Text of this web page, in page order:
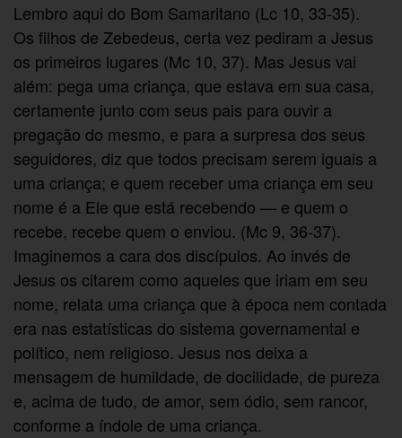
Lembro aqui do Bom Samaritano (Lc 10, 33-35).
Os filhos de Zebedeus, certa vez pediram a Jesus
os primeiros lugares (Mc 10, 37). Mas Jesus vai
além: pega uma criança, que estava em sua casa,
certamente junto com seus pais para ouvir a
pregação do mesmo, e para a surpresa dos seus
seguidores, diz que todos precisam serem iguais a
uma criança; e quem receber uma criança em seu
nome é a Ele que está recebendo — e quem o
recebe, recebe quem o enviou. (Mc 9, 36-37).
Imaginemos a cara dos discípulos. Ao invés de
Jesus os citarem como aqueles que iriam em seu
nome, relata uma criança que à época nem contada
era nas estatísticas do sistema governamental e
político, nem religioso. Jesus nos deixa a
mensagem de humildade, de docilidade, de pureza
e, acima de tudo, de amor, sem ódio, sem rancor,
conforme a índole de uma criança.